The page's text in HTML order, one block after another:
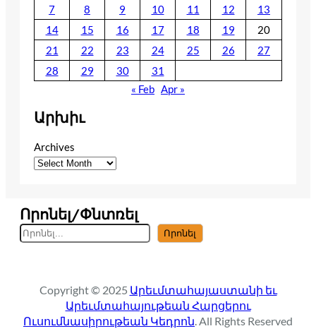
7
8 9 10 11 12
13
14
15 16 17 18 19
20
21
22 23 24 25 26
27
28
29 30
31
« Feb Apr »
Արխիւ
Archives
Որոնել/Փնտռել
S
e
c
h
Որոնել
Copyright © 2025 Արեւմտահայաստանի եւ
Արեւմտահայութեան Հարցերու
Ուսումնասիրութեան Կեդրոն. All Rights Reserved